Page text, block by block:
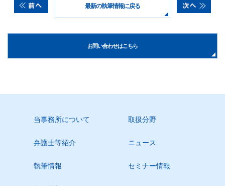
最新の執筆情報に戻る
お問い合わせはこちら
当事務所について 取扱分野
弁護士等紹介 ニュース
執筆情報 セミナー情報